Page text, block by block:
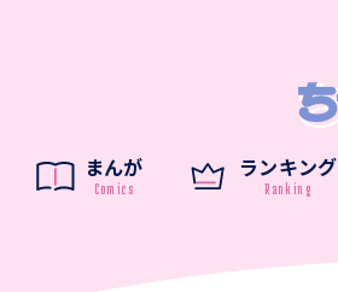
まんが ランキング